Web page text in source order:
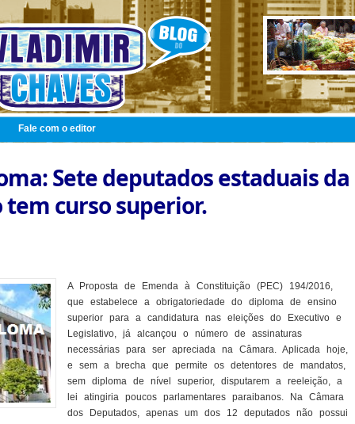
Fale com o editor
Sete deputados estaduais da
tem curso superior.
A Proposta de Emenda à Constituição (PEC) 194/2016,
que estabelece a obrigatoriedade do diploma de ensino
superior para a candidatura nas eleições do Executivo e
Legislativo, já alcançou o número de assinaturas
necessárias para ser apreciada na Câmara. Aplicada hoje,
e sem a brecha que permite os detentores de mandatos,
sem diploma de nível superior, disputarem a reeleição, a
lei atingiria poucos parlamentares paraibanos. Na Câmara
dos Deputados, apenas um dos 12 deputados não possui